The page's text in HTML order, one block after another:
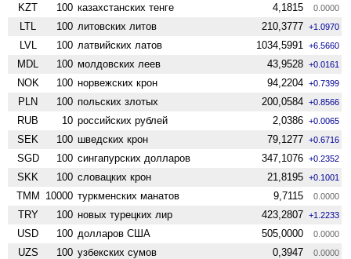
KZT 100 казахстанских тенге 4,1815 0.0000
LTL 100 литовских литов 210,3777 +1.0970
LVL 100 латвийских латов 1034,5991 +6.5660
MDL 100 молдовских леев 43,9528 +0.0161
NOK 100 норвежских крон 94,2204 +0.7399
PLN 100 польских злотых 200,0584 +0.8566
RUB 10 российских рублей 2,0386 +0.0065
SEK 100 шведских крон 79,1277 +0.6716
SGD 100 сингапурских долларов 347,1076 +0.2352
SKK 100 словацких крон 21,8195 +0.1001
TMM 10000 туркменских манатов 9,7115 0.0000
TRY 100 новых турецких лир 423,2807 +1.2233
USD 100 долларов США 505,0000 0.0000
UZS 100 узбекских сумов 0,3947 0.0000